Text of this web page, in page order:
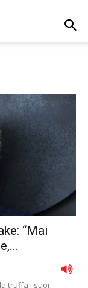
“Mai
truffa i suoi